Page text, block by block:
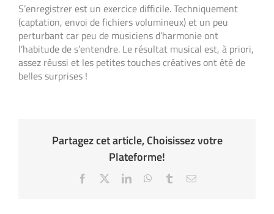
S’enregistrer est un exercice difficile. Techniquement
(captation, envoi de fichiers volumineux) et un peu
perturbant car peu de musiciens d’harmonie ont
l’habitude de s’entendre. Le résultat musical est, à priori,
assez réussi et les petites touches créatives ont été de
belles surprises !
Partagez cet article, Choisissez votre
Plateforme!
Facebook LinkedInWhatsApp
TumblrEmail